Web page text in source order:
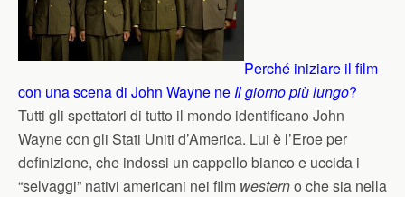
Perché iniziare il film
con una scena di John Wayne neIl giorno più lungo?
Tutti gli spettatori di tutto il mondo identificano John
Wayne con gli Stati Uniti d’America. Lui è l’Eroe per
definizione, che indossi un cappello bianco e uccida i
“selvaggi” nativi americani nei film westerno che sia nella